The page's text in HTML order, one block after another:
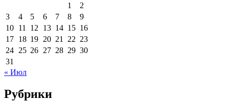
1
2
3
4 5 6 7 8
9
10 11 12 13 14 15 16
17 18 19 20 21 22 23
24 25 26 27 28 29 30
31
« Июл
Рубрики